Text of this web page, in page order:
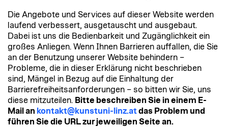
Die Angebote und Services auf dieser Website werden
laufend verbessert, ausgetauscht und ausgebaut.
Dabei ist uns die Bedienbarkeit und Zugänglichkeit ein
großes Anliegen. Wenn Ihnen Barrieren auffallen, die Sie
an der Benutzung unserer Website behindern –
Probleme, die in dieser Erklärung nicht beschrieben
sind, Mängel in Bezug auf die Einhaltung der
Barrierefreiheitsanforderungen – so bitten wir Sie, uns
diese mitzuteilen. Bitte beschreiben Sie in einem E-
Mail an kontakt@kunstuni-linz.atdas Problem und
führen Sie die URL zur jeweiligen Seite an.